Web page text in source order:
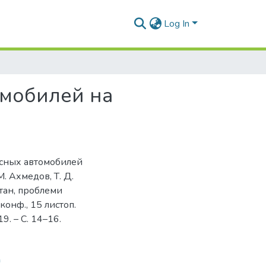
Log In
на
автомобилей
Ахмедов, Т. Д.
проблеми
15 листоп.
– С. 14–16.